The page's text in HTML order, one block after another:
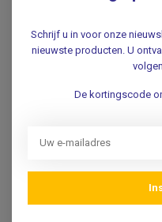
3B SCIENTIFIC
3B Scientific
Poster Hand
3B SCIENTIFIC
Poster Voet
Engels/Latijn
.
Schrijf u in voor onze
nieuwste producten. U
De kortingscode